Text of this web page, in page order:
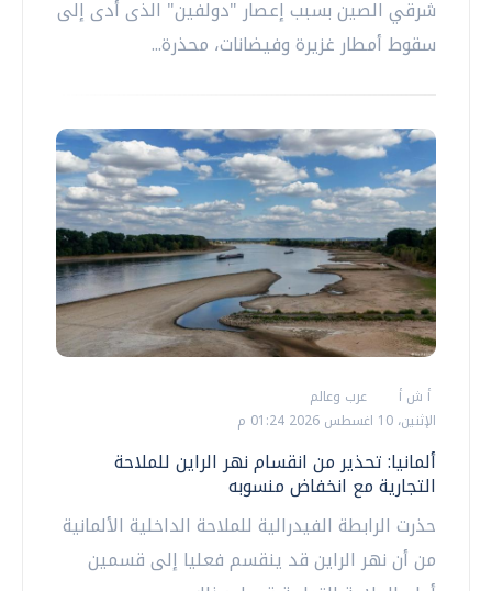
شرقي الصين بسبب إعصار "دولفين" الذى أدى إلى
سقوط أمطار غزيرة وفيضانات، محذرة...
أ ش أ
عرب وعالم
الإثنين، 10 اغسطس 2026 01:24 م
ألمانيا: تحذير من انقسام نهر الراين للملاحة
التجارية مع انخفاض منسوبه
حذرت الرابطة الفيدرالية للملاحة الداخلية الألمانية
من أن نهر الراين قد ينقسم فعليا إلى قسمين